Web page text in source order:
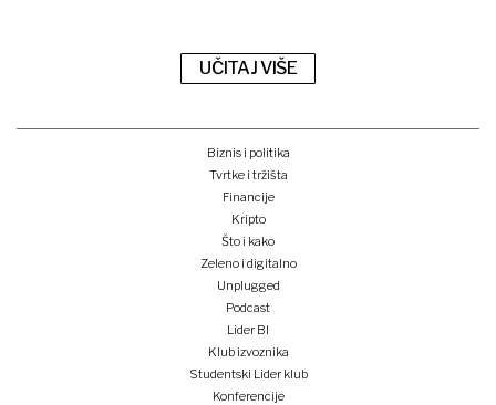
UČITAJ VIŠE
Biznis i politika
Tvrtke i tržišta
Financije
Kripto
Što i kako
Zeleno i digitalno
Unplugged
Podcast
Lider BI
Klub izvoznika
Studentski Lider klub
Konferencije